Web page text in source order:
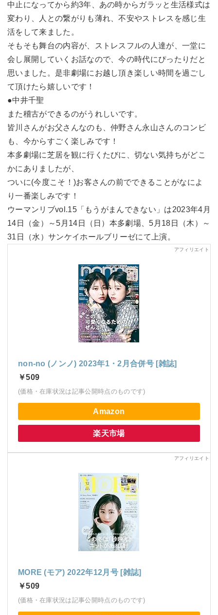
中止になってから約3年、あの時からガラッと生活様式は
変わり、人との繋がりも薄れ、不安やストレスを感じ生
活をして来ました。
そもそも舞台の内容が、ストレスフルの人達が、一堂に
会し展開していくお話なので、今の時代にぴったりだと
思いました。是非劇場にお越し頂き楽しい時間を過ごし
て頂けたら嬉しいです！
●中井千聖
また稽古ができるのがうれしいです。
皆川さんがお父さんなのも、仲野さん永山さんのコンビ
も、今からすごく楽しみです！
本多劇場に芝居を観に行くたびに、切ない気持ちがどこ
かにありましたが、
ついに(今度こそ！)お客さんの前でできることがなによ
り一番楽しみです！
ウーマンリブvol.15「もうがまんできない」は2023年4月
14日（金）～5月14日（日）本多劇場、5月18日（木）～
31日（水）サンケイホールブリーゼにて上演。
non-no (ノンノ) 2023年1・2月合併号 [雑誌]
￥509
(価格・在庫状況は記事公開時点のものです)
Amazon
楽天市場
MORE (モア) 2022年12月号 [雑誌]
￥509
(価格・在庫状況は記事公開時点のものです)